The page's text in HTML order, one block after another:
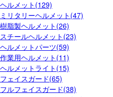
ヘルメット(129)
ミリタリーヘルメット(47)
樹脂製ヘルメット(26)
スチールヘルメット(23)
ヘルメットパーツ(59)
作業用ヘルメット(11)
ヘルメットライト(15)
フェイスガード(65)
フルフェイスガード(38)